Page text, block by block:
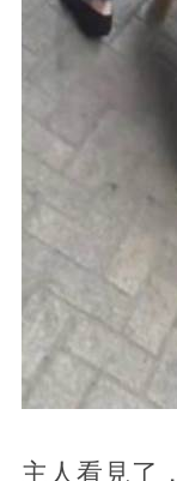
主人看見了